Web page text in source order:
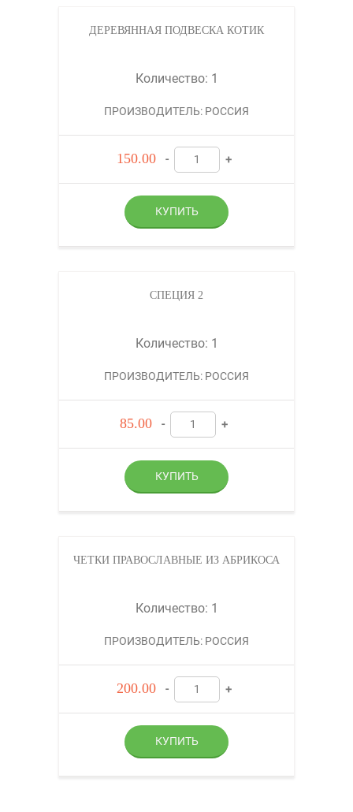
ДЕРЕВЯННАЯ ПОДВЕСКА КОТИК
Количество: 1
ПРОИЗВОДИТЕЛЬ: РОССИЯ
150.00 - +
СПЕЦИЯ 2
Количество: 1
ПРОИЗВОДИТЕЛЬ: РОССИЯ
85.00 - +
ЧЕТКИ ПРАВОСЛАВНЫЕ ИЗ АБРИКОСА
Количество: 1
ПРОИЗВОДИТЕЛЬ: РОССИЯ
200.00 - +